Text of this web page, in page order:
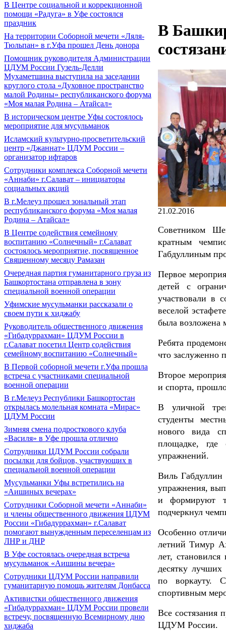
В Центре социальной и коррекционной
помощи «Радуга» в Уфе состоялся
праздник
На территории Соборной мечети «Ляля-
Тюльпан» в г.Уфа прошел День донора
Помощник руководителя Администрации
ЦДУМ России Гузель-Делли
Мухаметшина выступила на заседании
круглого стола «Духовное пространство
малой Родины» республиканского форума
«Моя малая Родина – Атайсал»
В историческом центре Уфы состоялось
мероприятие для мусульманок
Исламский культурно-просветительский
центр «Джаннат» ЦДУМ России –
организатор ифтаров
Сотрудники комплекса Соборной мечети
«Аннаби» г.Салават – инициаторы
социальных акций
В г.Мелеуз прошел зональный этап
республиканского форума «Моя малая
Родина – Атайсал»
В Центре содействия семейному
воспитанию «Солнечный» г.Салават
состоялось мероприятие, посвященное
Священному месяцу Рамазан
Очередная партия гуманитарного груза из
Башкортостана отправлена в зону
специальной военной операции
Уфимские мусульманки рассказали о
своем пути к хиджабу
Руководитель общественного движения
«Гибадуррахман» ЦДУМ России в
г.Салават посетил Центр содействия
семейному воспитанию «Солнечный»
В Первой соборной мечети г.Уфа прошла
встреча с участниками специальной
военной операции
В г.Мелеуз Республики Башкортостан
открылась молельная комната «Мирас»
ЦДУМ России
Зимняя смена подросткового клуба
«Василя» в Уфе прошла отлично
Сотрудники ЦДУМ России собрали
посылки для бойцов, участвующих в
специальной военной операции
Мусульманки Уфы встретились на
«Аишиных вечерах»
Сотрудники Соборной мечети «Аннаби»
и члены общественного движения ЦДУМ
России «Гибадуррахман» г.Салават
помогают вынужденным переселенцам из
ЛНР и ДНР
В Уфе состоялась очередная встреча
мусульманок «Аишины вечера»
Сотрудники ЦДУМ России направили
гуманитарную помощь жителям Донбасса
Активистки общественного движения
«Гибадуррахман» ЦДУМ России провели
встречу, посвященную Всемирному дню
хиджаба
В
21.02.2016
Советником
кратным
Габдуллиным
Первое
детей с
участвовали в
веселой
была возложена
Ребята
что заслуженно
Второе
и спорта,
В уличной
студенты
нового вида
площадке, где
упражнений.
Виль Габдуллин
упражнения,
и формируют
подчеркнул
Особенно
летний Тимур
лет,
десятку лучших
по воркауту.
спортивным
Все состязания
ЦДУМ России.